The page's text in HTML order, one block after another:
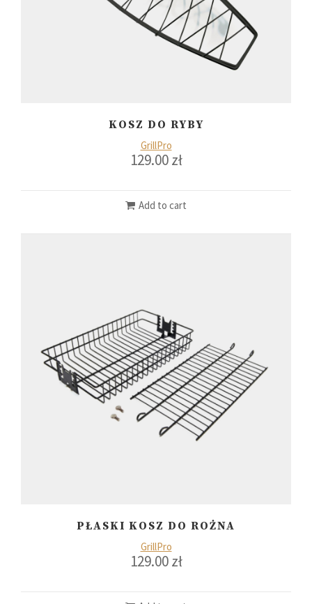
KOSZ DO RYBY
GrillPro
129.00zł
Add to cart
PŁASKI KOSZ DO ROŻNA
GrillPro
129.00zł